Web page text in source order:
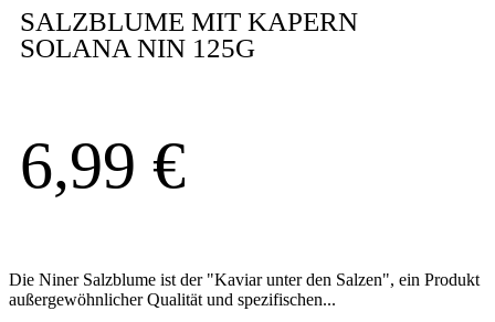
SALZBLUME MIT KAPERN
SOLANA NIN 125G
6,99 €
Die Niner Salzblume ist der "Kaviar unter den Salzen", ein Produkt
außergewöhnlicher Qualität und spezifischen...